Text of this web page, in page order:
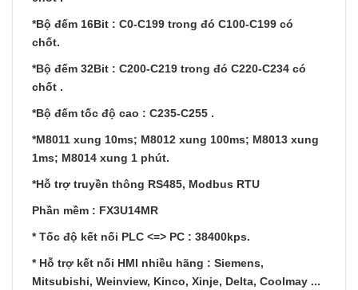
*Bộ đếm 16Bit : C0-C199 trong đó C100-C199 có
chốt.
*Bộ đếm 32Bit : C200-C219 trong đó C220-C234 có
chốt .
*Bộ đếm tốc độ cao : C235-C255 .
*M8011 xung 10ms; M8012 xung 100ms; M8013 xung
1ms; M8014 xung 1 phút.
*Hỗ trợ truyền thông RS485, Modbus RTU
Phần mềm : FX3U14MR
* Tốc độ kết nối PLC <=> PC : 38400kps.
* Hỗ trợ kết nối HMI nhiều hãng : Siemens,
Mitsubishi, Weinview, Kinco, Xinje, Delta, Coolmay ...